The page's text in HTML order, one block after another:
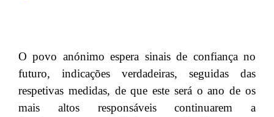
O povo anónimo espera sinais de confiança no
futuro, indicações verdadeiras, seguidas das
respetivas medidas, de que este será o ano de os
mais altos responsáveis continuarem a